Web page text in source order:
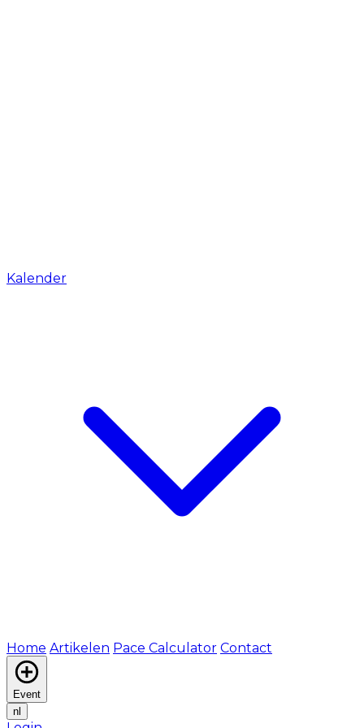
Kalender
Home Artikelen Pace Calculator Contact
Event
nl